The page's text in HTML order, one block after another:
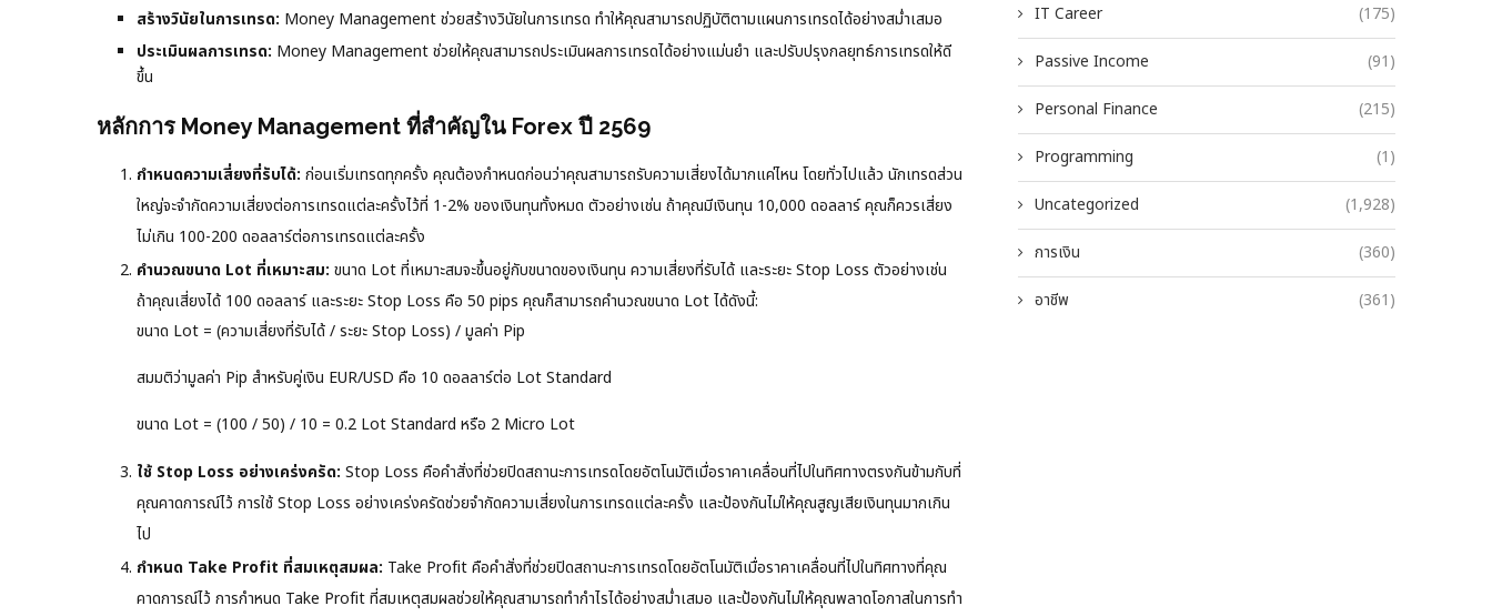
สร้างวินัยในการเทรด: Money Management ช่วยสร้างวินัยในการเทรด ทำให้คุณสามารถปฏิบัติตามแผนการเทรดได้อย่างสม่ำเสมอ
ประเมินผลการเทรด: Money Management ช่วยให้คุณสามารถประเมินผลการเทรดได้อย่างแม่นยำ และปรับปรุงกลยุทธ์การเทรดให้ดี
ขึ้น
หลักการ Money Management ที่สำคัญใน Forex ปี 2569
กำหนดความเสี่ยงที่รับได้: ก่อนเริ่มเทรดทุกครั้ง คุณต้องกำหนดก่อนว่าคุณสามารถรับความเสี่ยงได้มากแค่ไหน โดยทั่วไปแล้ว นักเทรดส่วน
ใหญ่จะจำกัดความเสี่ยงต่อการเทรดแต่ละครั้งไว้ที่ 1-2% ของเงินทุนทั้งหมด ตัวอย่างเช่น ถ้าคุณมีเงินทุน 10,000 ดอลลาร์ คุณก็ควรเสี่ยง
ไม่เกิน 100-200 ดอลลาร์ต่อการเทรดแต่ละครั้ง
คำนวณขนาด Lot ที่เหมาะสม: ขนาด Lot ที่เหมาะสมจะขึ้นอยู่กับขนาดของเงินทุน ความเสี่ยงที่รับได้ และระยะ Stop Loss ตัวอย่างเช่น
ถ้าคุณเสี่ยงได้ 100 ดอลลาร์ และระยะ Stop Loss คือ 50 pips คุณก็สามารถคำนวณขนาด Lot ได้ดังนี้:
ขนาด Lot = (ความเสี่ยงที่รับได้ / ระยะ Stop Loss) / มูลค่า Pip
สมมติว่ามูลค่า Pip สำหรับคู่เงิน EUR/USD คือ 10 ดอลลาร์ต่อ Lot Standard
ขนาด Lot = (100 / 50) / 10 = 0.2 Lot Standard หรือ 2 Micro Lot
ใช้ Stop Loss อย่างเคร่งครัด: Stop Loss คือคำสั่งที่ช่วยปิดสถานะการเทรดโดยอัตโนมัติเมื่อราคาเคลื่อนที่ไปในทิศทางตรงกันข้ามกับที่
คุณคาดการณ์ไว้ การใช้ Stop Loss อย่างเคร่งครัดช่วยจำกัดความเสี่ยงในการเทรดแต่ละครั้ง และป้องกันไม่ให้คุณสูญเสียเงินทุนมากเกิน
ไป
กำหนด Take Profit ที่สมเหตุสมผล: Take Profit คือคำสั่งที่ช่วยปิดสถานะการเทรดโดยอัตโนมัติเมื่อราคาเคลื่อนที่ไปในทิศทางที่คุณ
คาดการณ์ไว้ การกำหนด Take Profit ที่สมเหตุสมผลช่วยให้คุณสามารถทำกำไรได้อย่างสม่ำเสมอ และป้องกันไม่ให้คุณพลาดโอกาสในการทำ
IT Career (175)
Passive Income (91)
Personal Finance (215)
Programming (1)
Uncategorized (1,928)
การเงิน (360)
อาชีพ (361)